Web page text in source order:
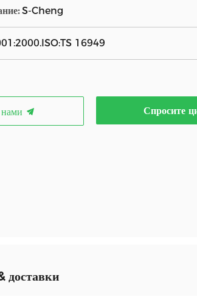
S-Cheng
16949
нами Спросите
доставки